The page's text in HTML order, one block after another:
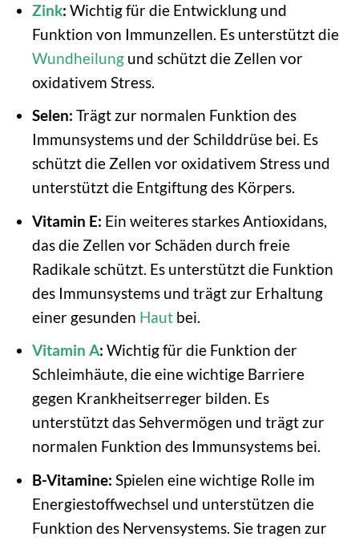
Zink: Wichtig für die Entwicklung und
Funktion von Immunzellen. Es unterstützt die
Wundheilungund schützt die Zellen vor
oxidativem Stress.
Selen: Trägt zur normalen Funktion des
Immunsystems und der Schilddrüse bei. Es
schützt die Zellen vor oxidativem Stress und
unterstützt die Entgiftung des Körpers.
Vitamin E: Ein weiteres starkes Antioxidans,
das die Zellen vor Schäden durch freie
Radikale schützt. Es unterstützt die Funktion
des Immunsystems und trägt zur Erhaltung
einer gesunden Hautbei.
Vitamin A: Wichtig für die Funktion der
Schleimhäute, die eine wichtige Barriere
gegen Krankheitserreger bilden. Es
unterstützt das Sehvermögen und trägt zur
normalen Funktion des Immunsystems bei.
B-Vitamine: Spielen eine wichtige Rolle im
Energiestoffwechsel und unterstützen die
Funktion des Nervensystems. Sie tragen zur